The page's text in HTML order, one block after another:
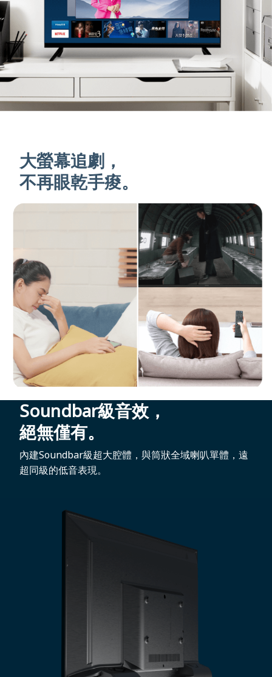
大螢幕追劇，
不再眼乾手痠。
Soundbar級音效，
絕無僅有。
內建Soundbar級超大腔體，與筒狀全域喇叭單體，遠
超同級的低音表現。